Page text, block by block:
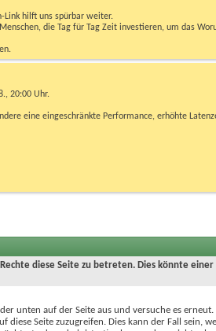
Link hilft uns spürbar weiter.
die Tag für Tag Zeit investieren, um das
20:00 Uhr.
eine eingeschränkte Performance, erhöhte
diese Seite zu betreten. Dies könnte einer
unten auf der Seite aus und versuche es erneut.
diese Seite zuzugreifen. Dies kann der Fall sein,